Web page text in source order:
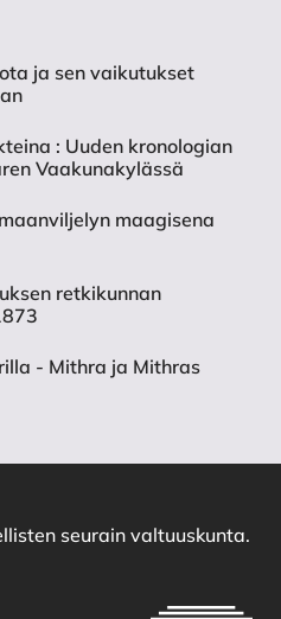
ja sen vaikutukset
: Uuden kronologian
Vaakunakylässä
maagisena
retkikunnan
- Mithra ja Mithras
seurain valtuuskunta.